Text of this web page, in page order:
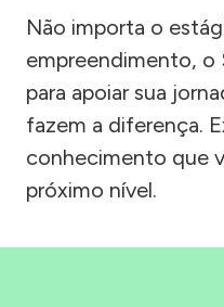
Não importa o
empreendimento, o
para apoiar sua
fazem a diferença.
conhecimento que
próximo nível.